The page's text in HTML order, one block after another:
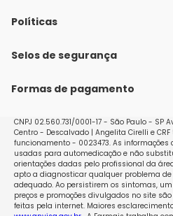
Quem Somos
Nossas lojas
Políticas
Política de Envio
Políticas de Trocas e Devoluções
Selos de segurança
Formas de pagamento
CNPJ 02.560.731/0001-17 - São Paulo - SP
Centro - Descalvado | Angelita Cirelli e CRF
funcionamento - 0023473. As
usadas para automedicação e não
orientações dadas pelo profissional da
apto a diagnosticar qualquer problema
adequado. Ao persistirem os sintomas,
preços e promoções divulgados no site
feitas pela internet. Maiores